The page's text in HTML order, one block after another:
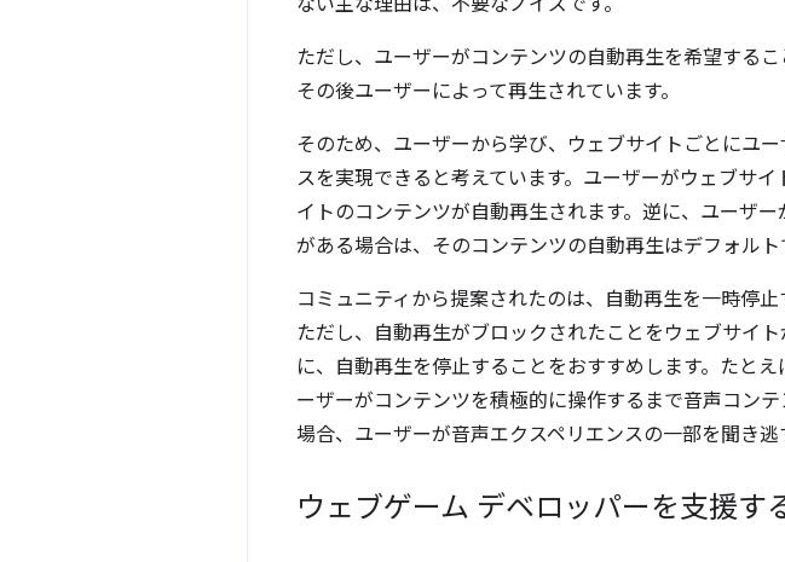
ない主な理由は、不要なノイズです。
ただし、ユーザーがコンテンツの自動再生を希望する
その後ユーザーによって再生されています。
そのため、ユーザーから学び、ウェブサイトごとにユ
スを実現できると考えています。ユーザーがウェブサ
イトのコンテンツが自動再生されます。逆に、ユーザ
がある場合は、そのコンテンツの自動再生はデフォルト
コミュニティから提案されたのは、自動再生を一時停
ただし、自動再生がブロックされたことをウェブサイ
に、自動再生を停止することをおすすめします。たと
ーザーがコンテンツを積極的に操作するまで音声コン
場合、ユーザーが音声エクスペリエンスの一部を聞き逃
ウェブゲーム デベロッパーを支援す